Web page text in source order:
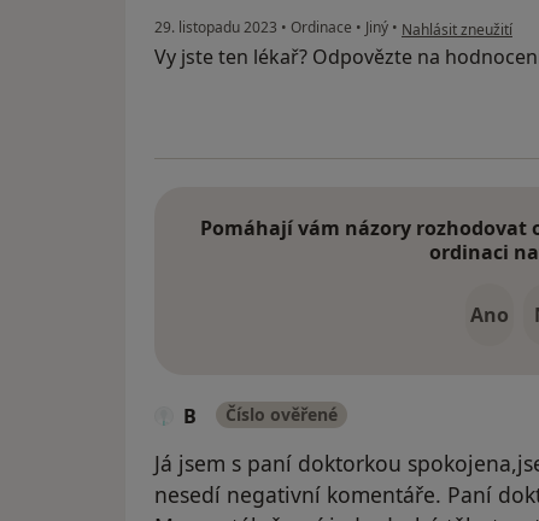
29. listopadu 2023 • Ordinace • Jiný • podle názoru
Nahlásit zneužití
Vy jste ten lékař? Odpovězte na
Pomáhají vám názory rozhodovat
ordinaci
Ano
B Číslo ověřené
Já jsem s paní doktorkou
nesedí negativní komentáře. Paní